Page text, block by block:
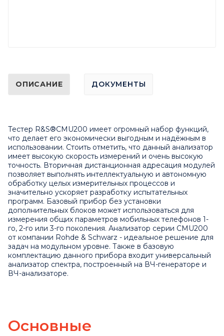
ОПИСАНИЕ ДОКУМЕНТЫ
Тестер R&S®CMU200 имеет огромный набор функций,
что делает его экономически выгодным и надёжным в
использовании. Стоить отметить, что данный анализатор
имеет высокую скорость измерений и очень высокую
точность. Вторичная дистанционная адресация модулей
позволяет выполнять интеллектуальную и автономную
обработку целых измерительных процессов и
значительно ускоряет разработку испытательных
программ. Базовый прибор без установки
дополнительных блоков может использоваться для
измерения общих параметров мобильных телефонов 1-
го, 2-го или 3-го поколения. Анализатор серии CMU200
от компании Rohde & Schwarz - идеальное решение для
задач на модульном уровне. Также в базовую
комплектацию данного прибора входит универсальный
анализатор спектра, построенный на ВЧ-генераторе и
ВЧ-анализаторе.
Основные